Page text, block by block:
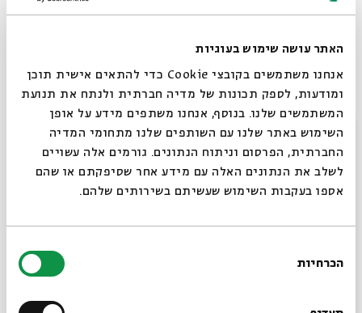
האתר עושה שימוש בעוגיות
אנחנו משתמשים בקובצי Cookie כדי להתאים אישית תוכן
ומודעות, לספק תכונות של מדיה חברתית ולנתח את תנועת
המשתמשים שלנו. בנוסף, אנחנו משתפים מידע על אופן
השימוש באתר שלנו עם השותפים שלנו מתחומי המדיה
החברתית, הפרסום וניתוח הנתונים. גורמים אלה עשויים
לשלב את הנתונים האלה עם מידע אחר שסיפקתם או שהם
אספו בעקבות השימוש שעשיתם בשירותים שלהם.
הסכמה
הכרחיות
"אה. הבנתי".
"ואיך החומר מגיע?"
"לכל חתול יש התקן בלוטות'."
"אבל בלוטות' זה רק ל5-10 מטרים."
"נכון. עלית על משהו מעניין. לשידור קבצי הוידיאו לטווח רחוק
סגור